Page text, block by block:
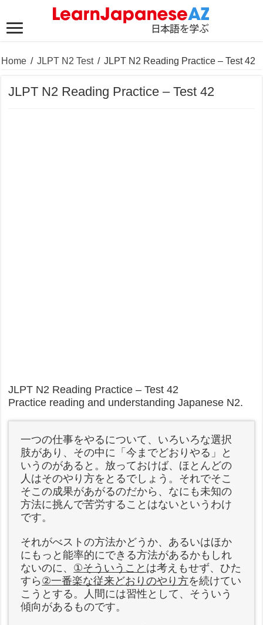
Home / JLPT N2 Test / JLPT N2 Reading Practice – Test 42
JLPT N2 Reading Practice – Test 42
JLPT N2 Reading Practice – Test 42
Practice reading and understanding Japanese N2.
一つの仕事をやるについて、いろいろな選択
肢があり、その中に「今までどおりやる」と
いうのがあると。放っておけば、ほとんどの
人はそのやり方をとるでしょう。それでそこ
そこの成果があがるのだから、なにも未知の
方法に挑んで苦労することはないというわけ
です。
それがべストの方法かどうか、あるいはほか
にもっと能率的にできる方法があるかもしれ
ないのに、 ①そういうこと は考えもせず、ひた
すら ②一番楽な従来どおりのやり方を続けてい
こうとする。人間には習性として、そういう
傾向があるものです。